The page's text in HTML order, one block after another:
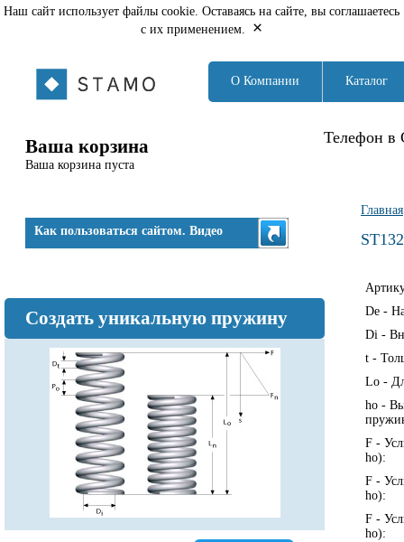
Наш сайт использует файлы cookie. Оставаясь на сайте, вы соглашаетесь
с их применением.
×
О Компании Каталог
Телефон в
Ваша корзина
Ваша корзина пуста
Как пользоваться сайтом. Видео
Создать уникальную пружину
Вы
Главная
De -
Di -
t -
Lo -
ho -
F -
ho):
F -
ho):
F -
ho):